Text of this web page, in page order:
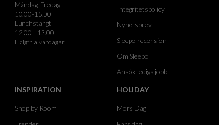
Måndag-Fredag
10.00-15.00
Lunchstängt
12.00 - 13.00
Helgfria vardagar
Integritetspolicy
Nyhetsbrev
Sleepo recension
Om Sleepo
Ansök lediga jobb
INSPIRATION
Shop by Room
HOLIDAY
Mors Dag